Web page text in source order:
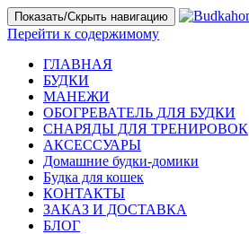
Показать/Скрыть навигацию
Перейти к содержимому
ГЛАВНАЯ
БУДКИ
МАНЕЖИ
ОБОГРЕВАТЕЛЬ ДЛЯ БУДКИ
СНАРЯДЫ ДЛЯ ТРЕНИРОВОК
АКСЕССУАРЫ
Домашние будки-домики
Будка для кошек
КОНТАКТЫ
ЗАКАЗ И ДОСТАВКА
БЛОГ